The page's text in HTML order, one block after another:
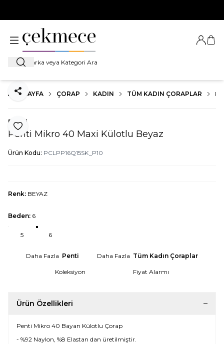
Ara
Giriş
ANA SAYFA ÇORAP KADIN TÜM KADIN ÇORAPLAR
Favoriye Ekle
Paylaş
Penti
Penti Mikro 40 Maxi Külotlu Beyaz
Ürün Kodu: PCLPP16Q15SK_P10
Renk: BEYAZ
Beden: 6
5 6
Daha Fazla Penti Daha Fazla Tüm Kadın Çoraplar
Koleksiyon Fiyat Alarmı
Ürün Özellikleri
Penti Mikro 40 Bayan Külotlu Çorap
- %92 Naylon, %8 Elastan dan üretilmiştir.